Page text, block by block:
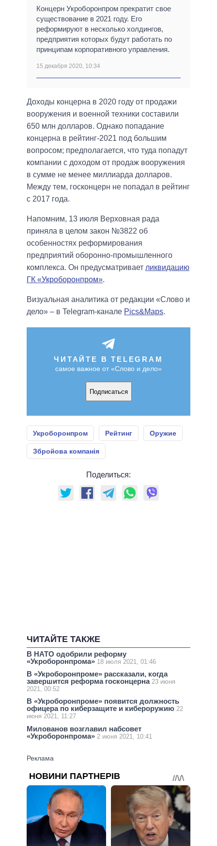
Концерн Укроборонпром прекратит свое
существование в 2021 году. Его
реформируют в несколько холдингов,
предприятия которых будут работать по
принципам корпоративного управления.
15 декабря 2020, 10:34
Доходы концерна в 2020 году от продажи
вооружения и военной техники составили
650 млн долларов. Однако попадание
концерна в рейтинг-2021 под большим
вопросом; предполагается, что туда попадут
компании с доходом от продаж вооружения
в сумме не менее миллиарда долларов.
Между тем, госконцерн не попадал в рейтинг
с 2017 года.
Напомним, 13 июля Верховная рада
приняла в целом закон №3822 об
особенностях реформирования
предприятий оборонно-промышленного
комплекса. Он предусматривает ликвидацию
ГК «Укроборонпром».
Визуальная аналитика от редакции «Слово и
дело» – в Telegram-канале Pics&Maps.
ЧИТАЙТЕ В TELEGRAM
самое важное от «Слово и дело»
Подписаться
Укроборонпром Рейтинг Оружие
Збройова компанія
Поделиться:
ЧИТАЙТЕ ТАКЖЕ
В НАТО одобрили реформу
«Укроборонпрома» 18 июля 2021, 01:46
В «Укроборонпроме» рассказали, когда
завершится реформа госконцерна 23 июня
2021, 00:52
В «Укроборонпроме» появится должность
офицера по киберзащите и кибероружию 22
июня 2021, 11:27
Милованов возглавил набсовет
«Укроборонпрома» 2 июня 2021, 10:41